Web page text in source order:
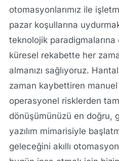
otomasyonlarımız ile
pazar koşullarına
teknolojik
küresel rekabette her
almanızı sağlıyoruz.
zaman kaybettiren
operasyonel risklerden
dönüşümünüzü en doğru,
yazılım mimarisiyle
geleceğini akıllı